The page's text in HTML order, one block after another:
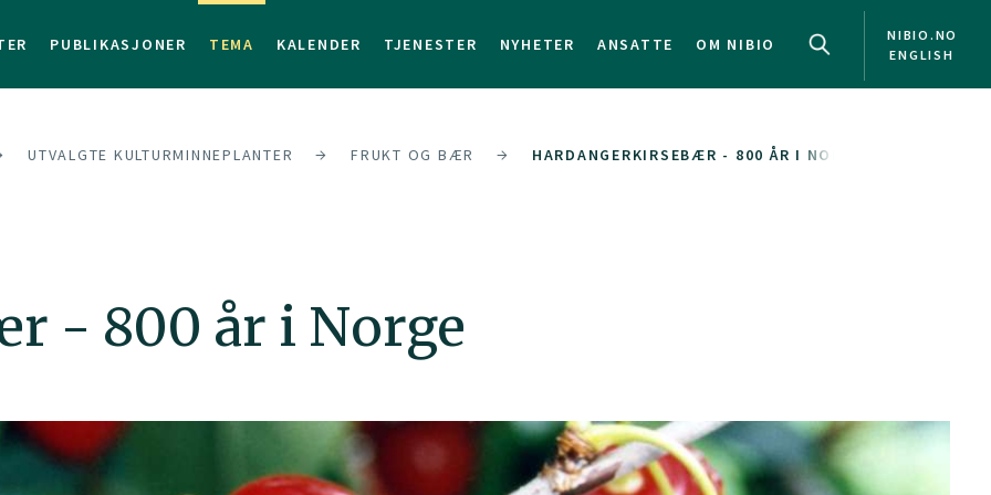
PUBLIKASJONER TEMA KALENDER TJENESTER NYHETER ANSATTE OM NIBIO
NIBIO.NO
ENGLISH
UTVALGTE KULTURMINNEPLANTER FRUKT OG BÆR HARDANGERKIRSEBÆR - 800 ÅR I NORGE
- 800 år i Norge